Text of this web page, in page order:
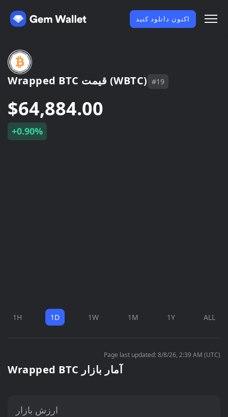
اکنون دانلود کنید
Wrapped BTC قیمت (WBTC) #19
$64,884.00
+0.90%
1H 1D 1W 1M 1Y ALL
Page last updated: 8/8/26, 2:39 AM (UTC)
Wrapped BTC آمار بازار
ارزش بازار